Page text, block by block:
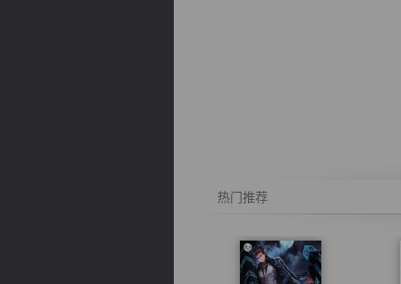
热门推荐